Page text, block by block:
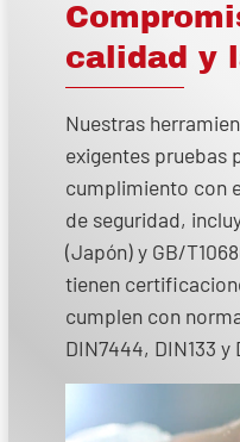
calidad y
Nuestras
exigentes pruebas
cumplimiento con
de seguridad,
(Japón) y GB/
tienen
cumplen con
DIN7444, DIN133